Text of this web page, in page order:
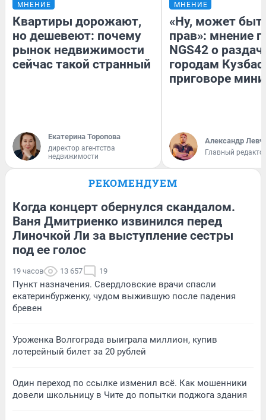
МНЕНИЕ
Квартиры дорожают,
но дешевеют: почему
рынок недвижимости
сейчас такой странный
Екатерина Торопова
директор агентства
недвижимости
МНЕНИЕ
«Ну, может
прав»: мнение
NGS42 о
городам
приговоре
Александр
Главный
РЕКОМЕНДУЕМ
Когда концерт обернулся скандалом.
Ваня Дмитриенко извинился перед
Линочкой Ли за выступление сестры
под ее голос
19 часов 13 657 19
Пункт назначения. Свердловские врачи спасли
екатеринбурженку, чудом выжившую после падения
бревен
Уроженка Волгограда выиграла миллион, купив
лотерейный билет за 20 рублей
Один переход по ссылке изменил всё. Как мошенники
довели школьницу в Чите до попытки поджога здания